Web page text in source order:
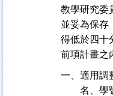
教學研究委
並妥為保存
得低於四十
前項計畫之
一、適用調
名、學